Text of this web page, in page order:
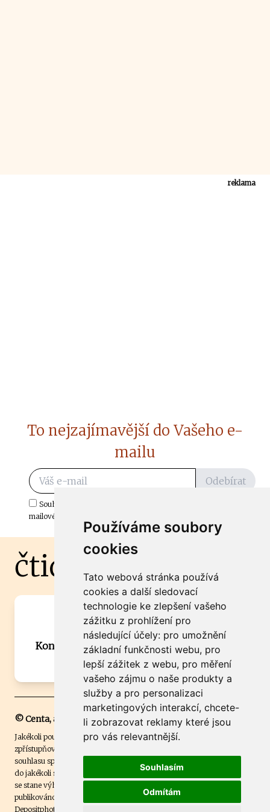
Používáme soubory
cookies
Tato webová stránka používá
cookies a další sledovací
technologie ke zlepšení vašeho
zážitku z prohlížení pro
následující účely: pro umožnění
základní funkčnosti webu, pro
lepší zážitek z webu, pro měření
vašeho zájmu o naše produkty a
služby a pro personalizaci
marketingových interakcí, chcete-
li zobrazovat reklamy které jsou
pro vás relevantnější.
Souhlasím
Odmítám
reklama
To nejzajímavější do Vašeho e-
mailu
Odebírat
Souhlasím s odběrem důležitých zpráv ze ČtiDoma.cz do mé e-
mailové schránky.
čtidoma.cz
Máte zajímavou informaci? Chcete
spolupracovat?
Kontaktujte šéfredaktora Martina Chalupu:
chalupa@ctidoma.cz
© Centa, a.s.
Jakékoli použití obsahu včetně převzetí, šíření či dalšího užití a
zpřístupňování textových či obrazových materiálů bez písemného
souhlasu společnosti Centa,a.s. je zakázáno. Čtenář svým přihlášením
do jakékoli soutěže na našem webu dává souhlas s tím, že v případě, že
se stane výhercem této soutěže, může být jeho jméno na webu
publikováno. Centa, a.s. využívala licenci ČTK a využívá fotografie z
Depositphotos